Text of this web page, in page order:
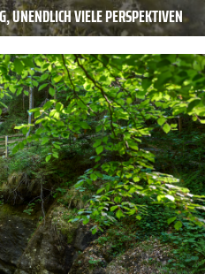
UNENDLICH VIELE PERSPEKTIVEN